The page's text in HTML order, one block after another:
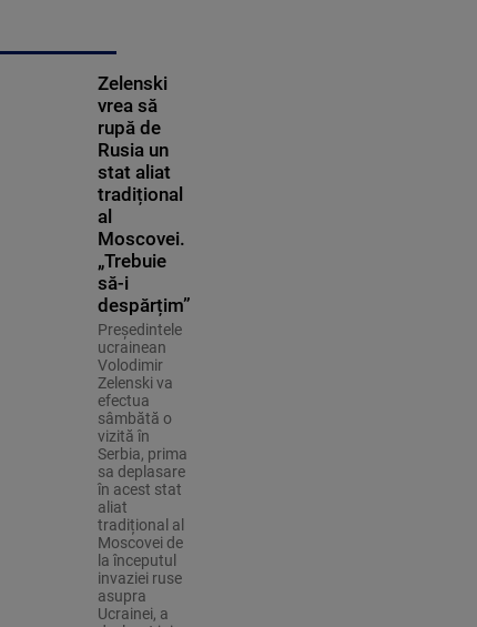
Zelenski
vrea să
rupă de
Rusia un
stat aliat
tradițional
al
Moscovei.
„Trebuie
să-i
despărțim”
Președintele
ucrainean
Volodimir
Zelenski va
efectua
sâmbătă o
vizită în
Serbia, prima
sa deplasare
în acest stat
aliat
tradițional al
Moscovei de
la începutul
invaziei ruse
asupra
Ucrainei, a